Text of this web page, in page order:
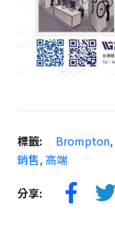
標籤: Brompton,
銷售, 高端
分享: